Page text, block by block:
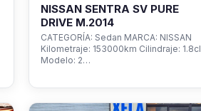
NISSAN SENTRA SV PURE
DRIVE M.2014
CATEGORÍA: Sedan MARCA: NISSAN
Kilometraje: 153000km Cilindraje: 1.8cl
Modelo: 2…